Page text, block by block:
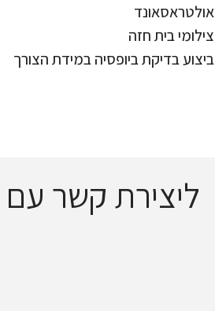
אולטראסאונד
צילומי בית חזה
ביצוע בדיקת ביופסיה במידת הצורך
ליצירת קשר